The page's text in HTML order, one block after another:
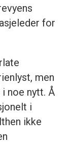
for
men
noe nytt. Å
i
ikke